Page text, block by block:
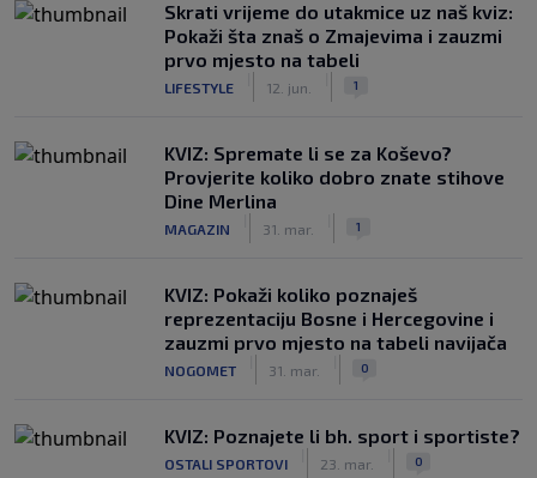
Skrati vrijeme do utakmice uz naš kviz:
Pokaži šta znaš o Zmajevima i zauzmi
prvo mjesto na tabeli
LIFESTYLE 12. jun. 1
KVIZ: Spremate li se za Koševo?
Provjerite koliko dobro znate stihove
Dine Merlina
MAGAZIN 31. mar. 1
KVIZ: Pokaži koliko poznaješ
reprezentaciju Bosne i Hercegovine i
zauzmi prvo mjesto na tabeli navijača
NOGOMET 31. mar. 0
KVIZ: Poznajete li bh. sport i sportiste?
OSTALI SPORTOVI 23. mar. 0